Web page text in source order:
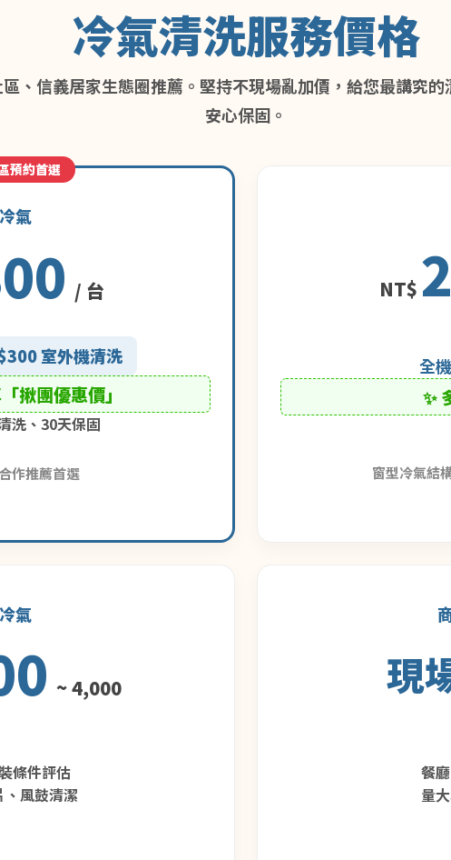
冷氣清洗服務價格
、信義居家生態圈推薦。堅持不現場亂加價，給您最講究的
安心保固。
預約首選
氣
/ 台
室外機清洗
揪團優惠價」
洗、30天保固
作推薦首選
NT$
全
✨
窗型冷氣結
氣
~ 4,000
條件評估
風鼓清潔
現
餐
量